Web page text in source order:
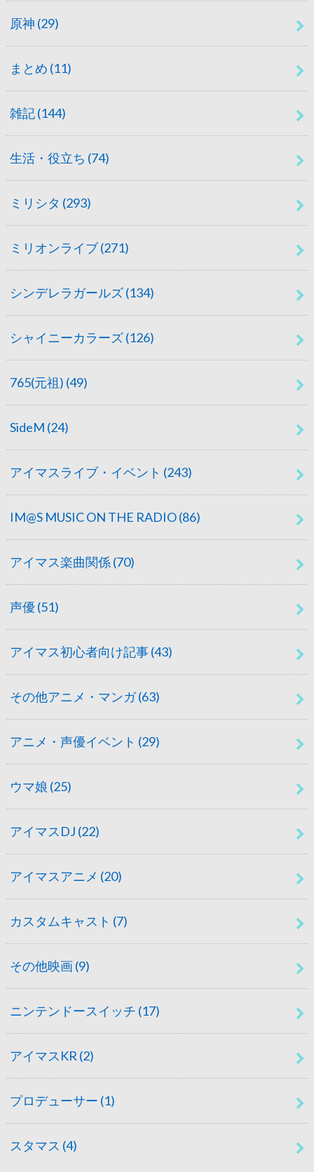
原神 (29)
まとめ (11)
雑記(144)
生活・役立ち (74)
ミリシタ (293)
ミリオンライブ(271)
シンデレラガールズ(134)
シャイニーカラーズ(126)
765(元祖) (49)
SideM (24)
アイマスライブ・イベント (243)
IM@S MUSIC ON THE RADIO(86)
アイマス楽曲関係 (70)
声優 (51)
アイマス初心者向け記事(43)
その他アニメ・マンガ(63)
アニメ・声優イベント (29)
ウマ娘 (25)
アイマスDJ (22)
アイマスアニメ (20)
カスタムキャスト (7)
その他映画(9)
ニンテンドースイッチ (17)
アイマスKR (2)
プロデューサー (1)
スタマス (4)